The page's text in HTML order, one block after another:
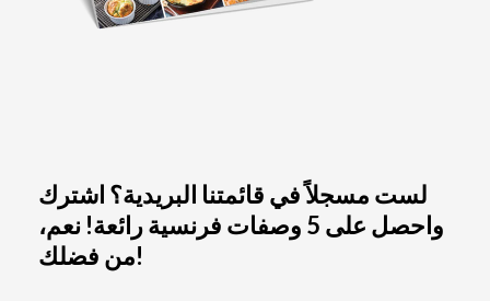
لست مسجلاً في قائمتنا البريدية؟ اشترك
واحصل على 5 وصفات فرنسية رائعة! نعم،
من فضلك!